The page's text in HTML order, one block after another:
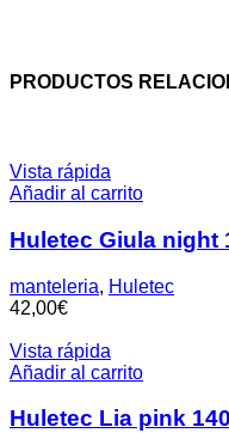
PRODUCTOS
Vista rápida
Añadir al carrito
Huletec Giula night
manteleria, Huletec
42,00€
Vista rápida
Añadir al carrito
Huletec Lia pink